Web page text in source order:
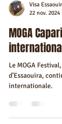
Visa Essaouira
22 nov. 2024
MOGA
Le MOGA
internationale.